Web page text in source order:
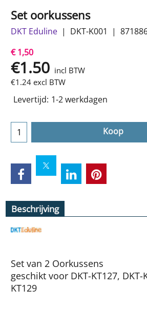
Set oorkussens
DKT Eduline DKT-K001
€ 1,50
€1.50 incl BTW
€1.24 excl BTW
Levertijd: 1-2 werkdagen
Koop
Beschrijving
Set van 2 Oorkussens
geschikt voor DKT-KT127, DKT-
KT129